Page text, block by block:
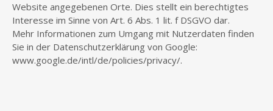
Website angegebenen Orte. Dies stellt ein berechtigtes
Interesse im Sinne von Art. 6 Abs. 1 lit. f DSGVO dar.
Mehr Informationen zum Umgang mit Nutzerdaten finden
Sie in der Datenschutzerklärung von Google:
www.google.de/intl/de/policies/privacy/.